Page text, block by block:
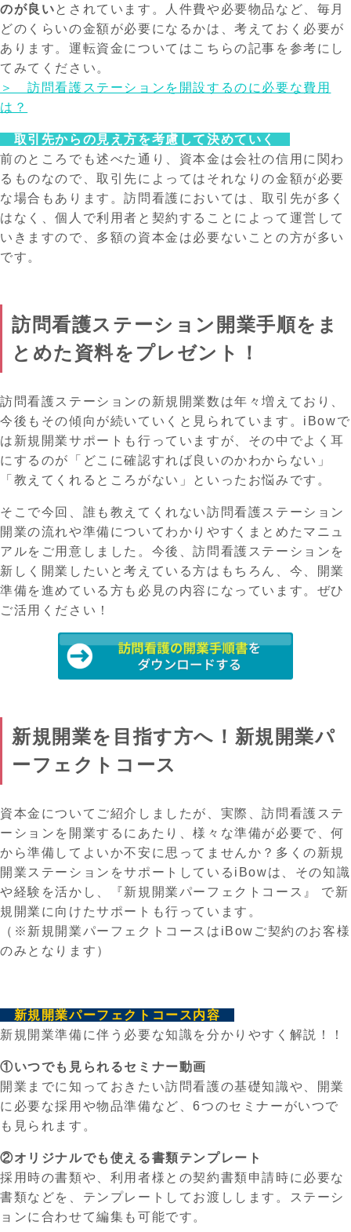
のが良いとされています。人件費や必要物品など、毎月
どのくらいの金額が必要になるかは、考えておく必要が
あります。運転資金についてはこちらの記事を参考にし
てみてください。
＞ 訪問看護ステーションを開設するのに必要な費用
は？
取引先からの見え方を考慮して決めていく
前のところでも述べた通り、資本金は会社の信用に関わ
るものなので、取引先によってはそれなりの金額が必要
な場合もあります。訪問看護においては、取引先が多く
はなく、個人で利用者と契約することによって運営して
いきますので、多額の資本金は必要ないことの方が多い
です。
訪問看護ステーション開業手順をま
とめた資料をプレゼント！
訪問看護ステーションの新規開業数は年々増えており、
今後もその傾向が続いていくと見られています。iBowで
は新規開業サポートも行っていますが、その中でよく耳
にするのが「どこに確認すれば良いのかわからない」
「教えてくれるところがない」といったお悩みです。
そこで今回、誰も教えてくれない訪問看護ステーション
開業の流れや準備についてわかりやすくまとめたマニュ
アルをご用意しました。今後、訪問看護ステーションを
新しく開業したいと考えている方はもちろん、今、開業
準備を進めている方も必見の内容になっています。ぜひ
ご活用ください！
新規開業を目指す方へ！新規開業パ
ーフェクトコース
資本金についてご紹介しましたが、実際、訪問看護ステ
ーションを開業するにあたり、様々な準備が必要で、何
から準備してよいか不安に思ってませんか？多くの新規
開業ステーションをサポートしているiBowは、その知識
や経験を活かし、『新規開業パーフェクトコース』 で新
規開業に向けたサポートも行っています。
（※新規開業パーフェクトコースはiBowご契約のお客様
のみとなります）
新規開業パーフェクトコース内容
新規開業準備に伴う必要な知識を分かりやすく解説！！
①いつでも見られるセミナー動画
開業までに知っておきたい訪問看護の基礎知識や、開業
に必要な採用や物品準備など、6つのセミナーがいつで
も見られます。
②オリジナルでも使える書類テンプレート
採用時の書類や、利用者様との契約書類申請時に必要な
書類などを、テンプレートしてお渡しします。ステーシ
ョンに合わせて編集も可能です。